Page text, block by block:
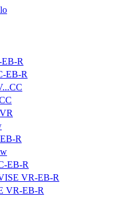
R
EB-R
R
EB-R
VR-EB-R
VR-EB-R